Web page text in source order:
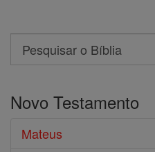
Search
Pesquisar
Bíblia
Novo Testamento
Mateus